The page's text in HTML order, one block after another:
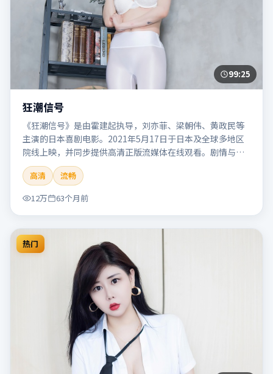
99:25
狂潮信号
《狂潮信号》是由霍建起执导，刘亦菲、梁朝伟、黄政民等
主演的日本喜剧电影。2021年5月17日于日本及全球多地区
院线上映，并同步提供高清正版流媒体在线观看。剧情与看
点：笑点自然生活化，轻松解压，适合全家或朋友一起观
看。本片适合检索「狂潮信号」「霍建起」「喜剧」「日
本」「2021」「2021-05-17上映」等关键词的影迷阅读简介
与主创信息。
高清
流畅
12万
63个月前
热门